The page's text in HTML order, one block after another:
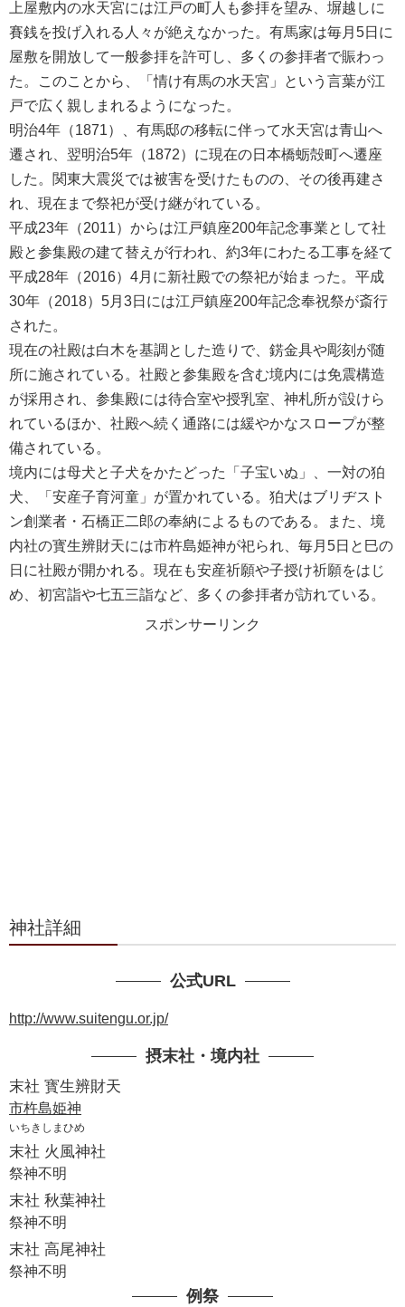
上屋敷内の水天宮には江戸の町人も参拝を望み、塀越しに
賽銭を投げ入れる人々が絶えなかった。有馬家は毎月5日に
屋敷を開放して一般参拝を許可し、多くの参拝者で賑わっ
た。このことから、「情け有馬の水天宮」という言葉が江
戸で広く親しまれるようになった。
明治4年（1871）、有馬邸の移転に伴って水天宮は青山へ
遷され、翌明治5年（1872）に現在の日本橋蛎殻町へ遷座
した。関東大震災では被害を受けたものの、その後再建さ
れ、現在まで祭祀が受け継がれている。
平成23年（2011）からは江戸鎮座200年記念事業として社
殿と参集殿の建て替えが行われ、約3年にわたる工事を経て
平成28年（2016）4月に新社殿での祭祀が始まった。平成
30年（2018）5月3日には江戸鎮座200年記念奉祝祭が斎行
された。
現在の社殿は白木を基調とした造りで、錺金具や彫刻が随
所に施されている。社殿と参集殿を含む境内には免震構造
が採用され、参集殿には待合室や授乳室、神札所が設けら
れているほか、社殿へ続く通路には緩やかなスロープが整
備されている。
境内には母犬と子犬をかたどった「子宝いぬ」、一対の狛
犬、「安産子育河童」が置かれている。狛犬はブリヂスト
ン創業者・石橋正二郎の奉納によるものである。また、境
内社の寳生辨財天には市杵島姫神が祀られ、毎月5日と巳の
日に社殿が開かれる。現在も安産祈願や子授け祈願をはじ
め、初宮詣や七五三詣など、多くの参拝者が訪れている。
スポンサーリンク
神社詳細
公式URL
http://www.suitengu.or.jp/
摂末社・境内社
末社 寳生辨財天
市杵島姫神
いちきしまひめ
末社 火風神社
祭神不明
末社 秋葉神社
祭神不明
末社 高尾神社
祭神不明
例祭